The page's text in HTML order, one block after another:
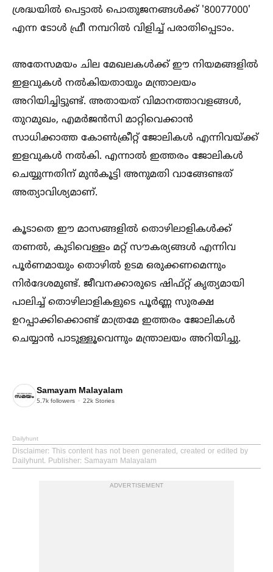
ശ്രദ്ധയില്‍ പെട്ടാല്‍ പൊതുജനങ്ങള്‍ക്ക് '80077000'
എന്ന ടോള്‍ ഫ്രീ നമ്പറില്‍ വിളിച്ച്‌ പരാതിപ്പെടാം.
അതേസമയം ചില മേഖലകള്‍ക്ക് ഈ നിയമങ്ങളില്‍
ഇളവുകള്‍ നല്‍കിയതായും മന്ത്രാലയം
അറിയിച്ചിട്ടുണ്ട്. അതായത് വിമാനത്താവളങ്ങള്‍,
തുറമുഖം, എമർജൻസി മാറ്റിവെക്കാൻ
സാധിക്കാത്ത കോണ്‍ക്രീറ്റ് ജോലികള്‍ എന്നിവയ്ക്ക്
ഇളവുകള്‍ നല്‍കി. എന്നാല്‍ ഇത്തരം ജോലികള്‍
ചെയ്യുന്നതിന് മുൻകൂട്ടി അനുമതി വാങ്ങേണ്ടത്
അത്യാവിശ്യമാണ്.
കൂടാതെ ഈ മാസങ്ങളില്‍ തൊഴിലാളികള്‍ക്ക്
തണല്‍, കുടിവെള്ളം മറ്റ് സൗകര്യങ്ങള്‍ എന്നിവ
പൂർണമായും തൊഴില്‍ ഉടമ ഒരുക്കണമെന്നും
നിർദേശമുണ്ട്. ജീവനക്കാരുടെ ഷിഫ്റ്റ് കൃത്യമായി
പാലിച്ച്‌ തൊഴിലാളികളുടെ പൂർണ്ണ സുരക്ഷ
ഉറപ്പാക്കിക്കൊണ്ട് മാത്രമേ ഇത്തരം ജോലികള്‍
ചെയ്യാൻ പാടുള്ളൂവെന്നും മന്ത്രാലയം അറിയിച്ചു.
Samayam Malayalam
5.7k followers 22k Stories
Dailyhunt
Disclaimer: This content has not been generated, created or edited by
Dailyhunt. Publisher: Samayam Malayalam
ADVERTISEMENT